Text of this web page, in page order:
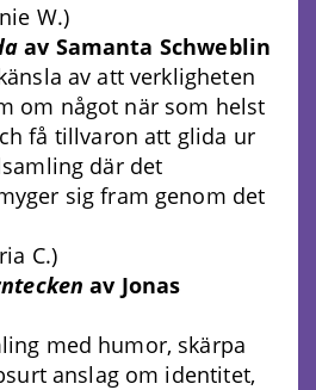
W.)
av Samanta Schweblin
av att verkligheten
om något när som helst
få tillvaron att glida ur
där det
sig fram genom det
C.)
av Jonas
med humor, skärpa
anslag om identitet,